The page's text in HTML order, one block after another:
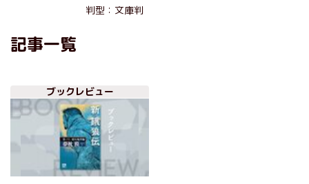
判型：文庫判
記事一覧
ブックレビュー